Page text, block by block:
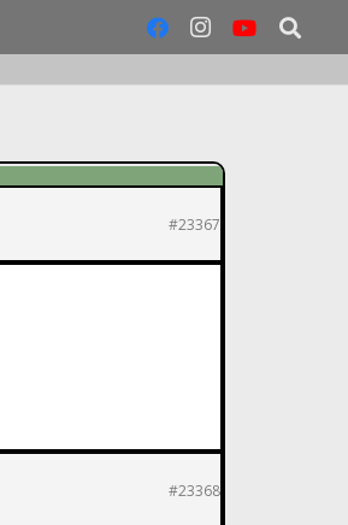
#23367
#23368